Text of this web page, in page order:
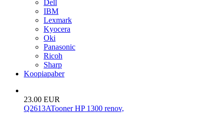
Dell
IBM
Lexmark
Kyocera
Oki
Panasonic
Ricoh
Sharp
Koopiapaber
23.00 EUR
Q2613ATooner HP 1300 renov,